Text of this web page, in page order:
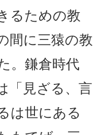
るための教
間に三猿の教
。鎌倉時代
「見ざる、言
は世にある